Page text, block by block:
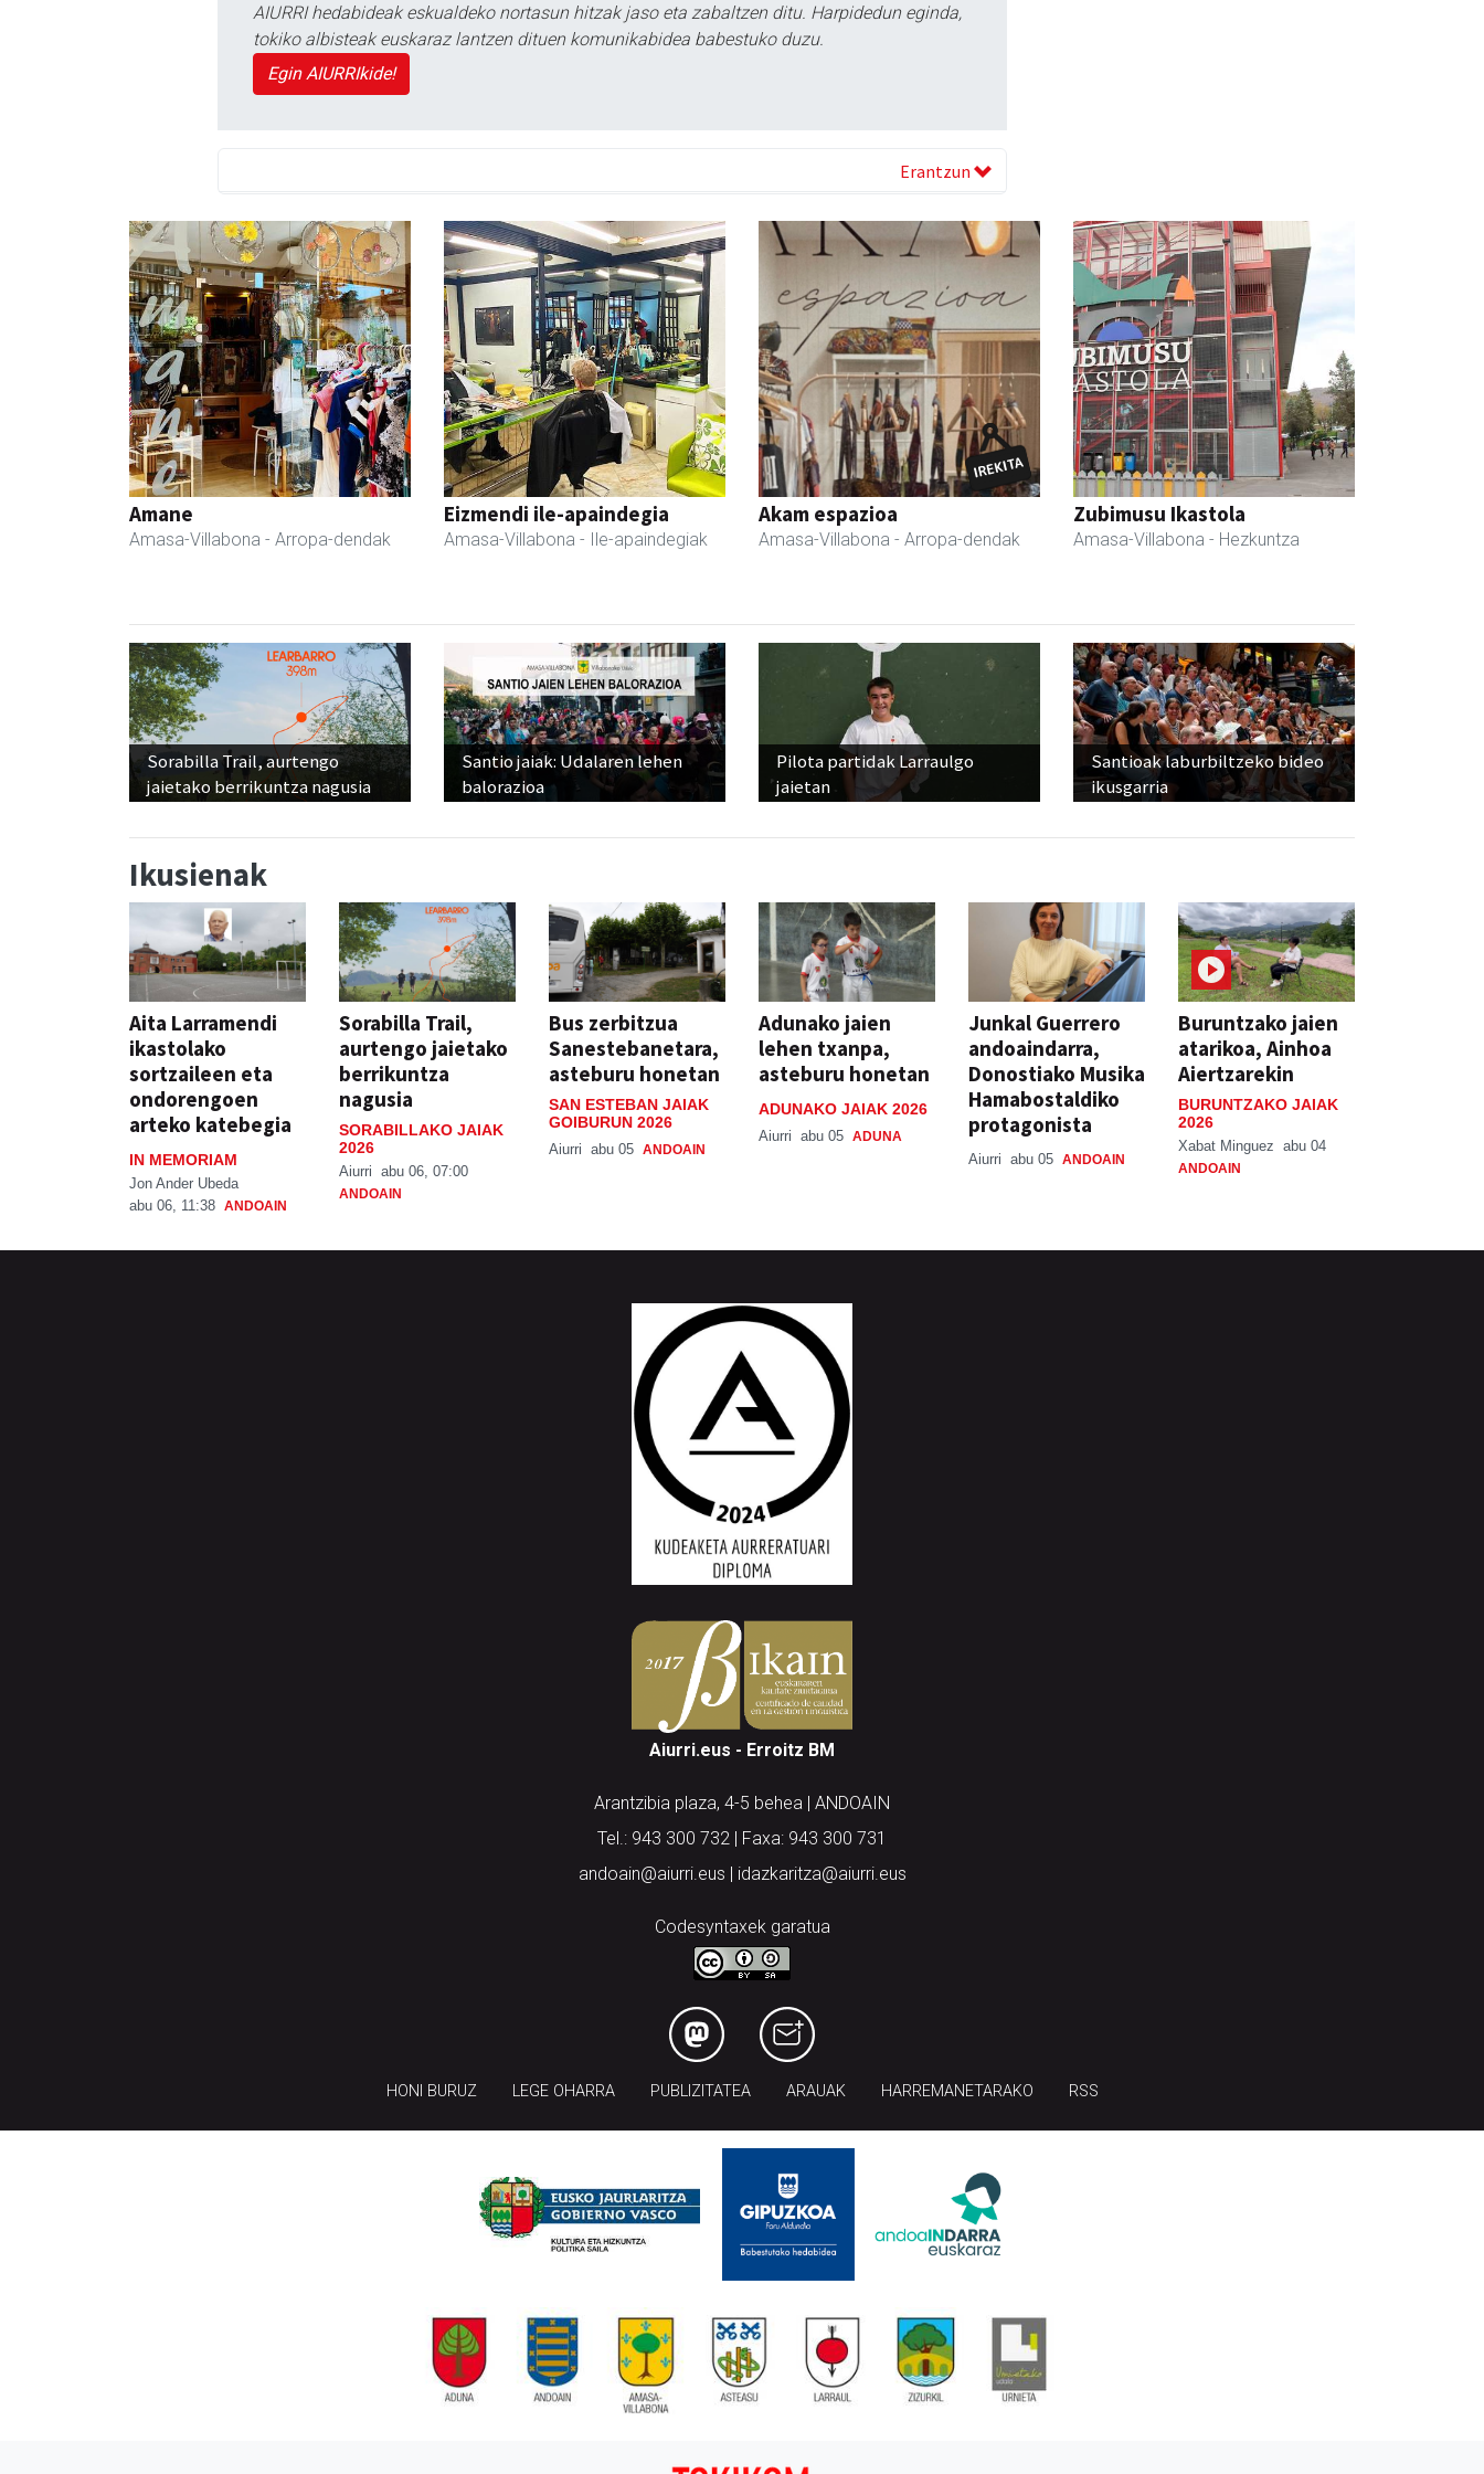
AIURRI hedabideak eskualdeko nortasun hitzak jaso eta zabaltzen ditu. Harpidedun eginda,
tokiko albisteak euskaraz lantzen dituen komunikabidea babestuko duzu.
Egin AIURRIkide!
Erantzun
Amane
Amasa-Villabona - Arropa-dendak
Eizmendi ile-apaindegia
Amasa-Villabona - Ile-apaindegiak
Akam espazioa
Amasa-Villabona - Arropa-dendak
Zubimusu Ikastola
Amasa-Villabona - Hezkuntza
Sorabilla Trail, aurtengo
jaietako berrikuntza nagusia
Santio jaiak: Udalaren lehen
balorazioa
Pilota partidak Larraulgo
jaietan
Santioak laburbiltzeko bideo
ikusgarria
Ikusienak
Aita Larramendi
ikastolako
sortzaileen eta
ondorengoen
arteko katebegia
IN MEMORIAM
Jon Ander Ubeda
abu 06, 11:38 ANDOAIN
Sorabilla Trail,
aurtengo jaietako
berrikuntza
nagusia
SORABILLAKO JAIAK
2026
Aiurri abu 06, 07:00
ANDOAIN
Bus zerbitzua
Sanestebanetara,
asteburu honetan
SAN ESTEBAN JAIAK
GOIBURUN 2026
Aiurri abu 05 ANDOAIN
Adunako jaien
lehen txanpa,
asteburu honetan
ADUNAKO JAIAK 2026
Aiurri abu 05 ADUNA
Junkal Guerrero
andoaindarra,
Donostiako Musika
Hamabostaldiko
protagonista
Aiurri abu 05 ANDOAIN
Buruntzako jaien
atarikoa, Ainhoa
Aiertzarekin
BURUNTZAKO JAIAK
2026
Xabat Minguez abu 04
ANDOAIN
Aiurri.eus - Erroitz BM
Arantzibia plaza, 4-5 behea | ANDOAIN
Tel.: 943 300 732 | Faxa: 943 300 731
andoain@aiurri.eus | idazkaritza@aiurri.eus
Codesyntaxek garatua
HONI BURUZ LEGE OHARRA PUBLIZITATEA ARAUAK HARREMANETARAKO RSS